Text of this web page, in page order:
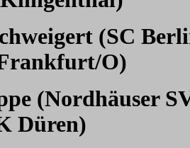
(SC
O)
(Nordhäuser
Düren)